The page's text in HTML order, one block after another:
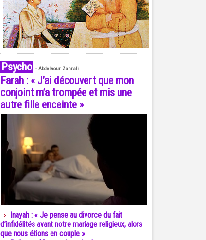
Psycho - Abdelnour Zahrali
Farah : « J’ai découvert que mon
conjoint m’a trompée et mis une
autre fille enceinte »
Inayah : « Je pense au divorce du fait
d’infidélités avant notre mariage religieux, alors
que nous étions en couple »